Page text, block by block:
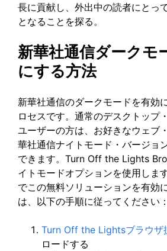
長に貢献し、外出中の読者にとっ
となることを探る。
新華社通信ダークモ
にする方法
新華社通信のダークモードを有効
ロセスです。通常のデスクトップ
ユーザーの方は、お好きなウェブ
華社通信ナイトモード・バージョ
できます。Turn Off the Lights
イトモードオプションを使用しま
でこの無料ソリューションを有効
は、以下の手順に従ってください：
Turn Off the Lightsブラウザ
ロードする